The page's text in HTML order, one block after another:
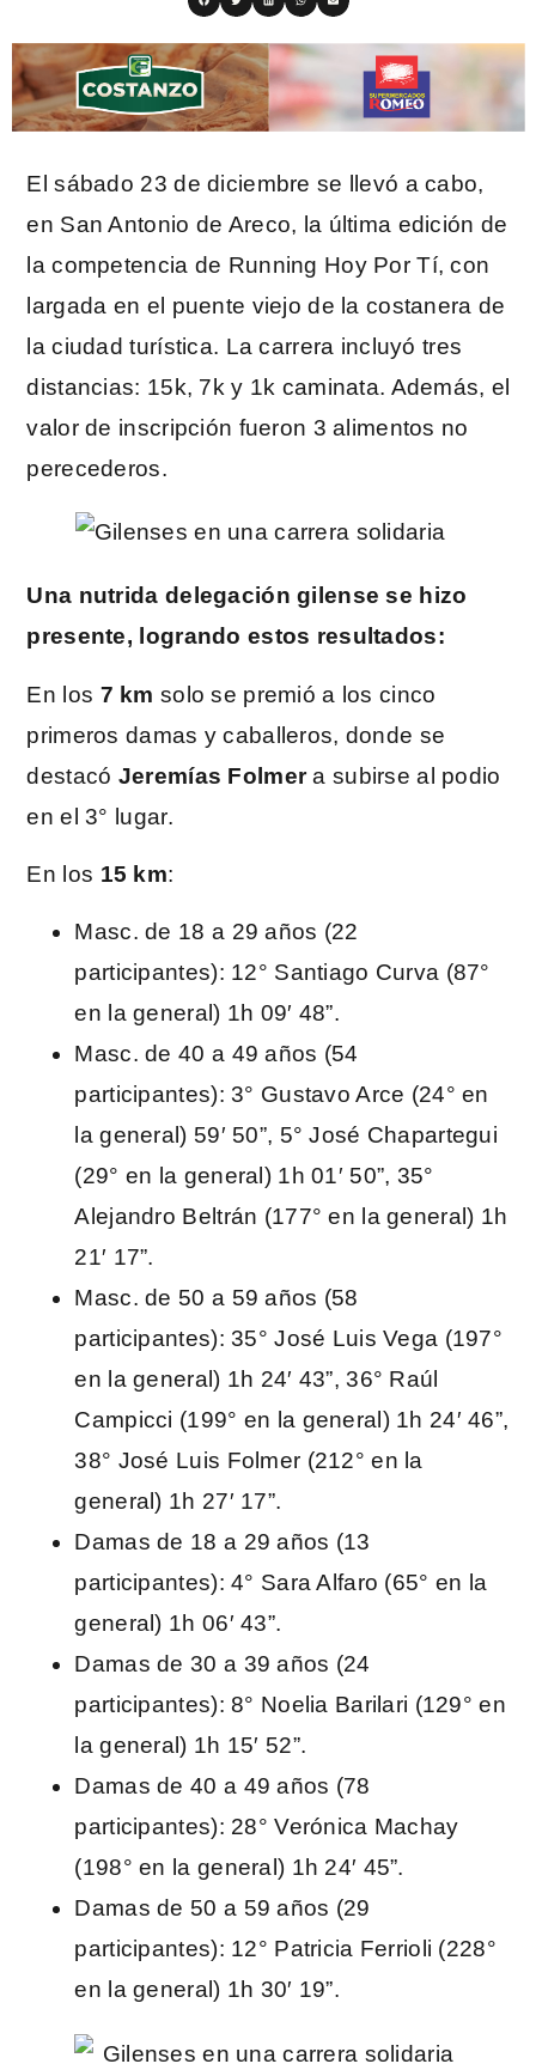
El sábado 23 de diciembre se llevó a cabo,
en San Antonio de Areco, la última edición de
la competencia de Running Hoy Por Tí, con
largada en el puente viejo de la costanera de
la ciudad turística. La carrera incluyó tres
distancias: 15k, 7k y 1k caminata. Además, el
valor de inscripción fueron 3 alimentos no
perecederos.
Una nutrida delegación gilense se hizo
presente, logrando estos resultados:
En los 7 km solo se premió a los cinco
primeros damas y caballeros, donde se
destacó Jeremías Folmera subirse al podio
en el 3° lugar.
En los 15 km:
Masc. de 18 a 29 años (22
participantes): 12° Santiago Curva (87°
en la general) 1h 09′ 48”.
Masc. de 40 a 49 años (54
participantes): 3° Gustavo Arce (24° en
la general) 59′ 50”, 5° José Chapartegui
(29° en la general) 1h 01′ 50”, 35°
Alejandro Beltrán (177° en la general) 1h
21′ 17”.
Masc. de 50 a 59 años (58
participantes): 35° José Luis Vega (197°
en la general) 1h 24′ 43”, 36° Raúl
Campicci (199° en la general) 1h 24′ 46”,
38° José Luis Folmer (212° en la
general) 1h 27′ 17”.
Damas de 18 a 29 años (13
participantes): 4° Sara Alfaro (65° en la
general) 1h 06′ 43”.
Damas de 30 a 39 años (24
participantes): 8° Noelia Barilari (129° en
la general) 1h 15′ 52”.
Damas de 40 a 49 años (78
participantes): 28° Verónica Machay
(198° en la general) 1h 24′ 45”.
Damas de 50 a 59 años (29
participantes): 12° Patricia Ferrioli (228°
en la general) 1h 30′ 19”.